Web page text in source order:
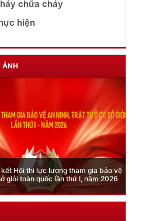
chữa cháy
hiện
ẢNH
xuất nhập cảnh: Hướng dẫn những
lĩnh vực xuất cảnh, nhập cảnh
dân việt nam từ ngày 01/7/2026